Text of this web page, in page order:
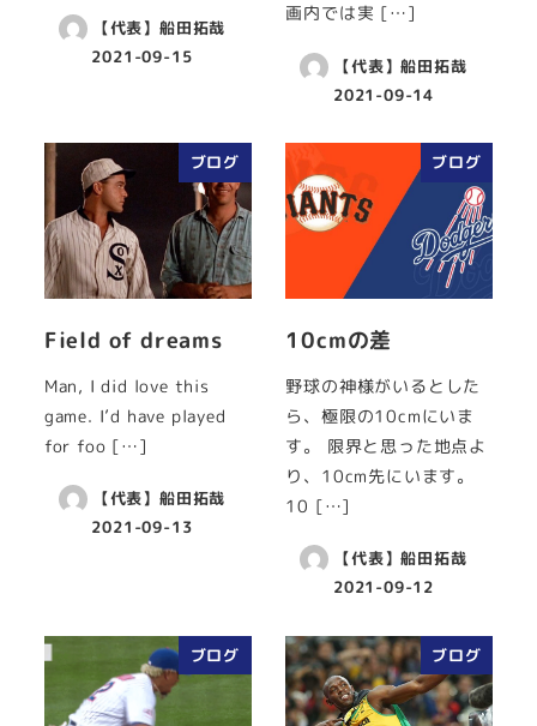
【代表】船田拓哉
2021-09-15
画内では実 […]
【代表】船田拓哉
2021-09-14
ブログ
Field of dreams
Man, I did love this
game. I’d have played
for foo […]
【代表】船田拓哉
2021-09-13
ブログ
10cmの差
野球の神様がいるとした
ら、極限の10cmにいま
す。 限界と思った地点よ
り、10cm先にいます。
10 […]
【代表】船田拓哉
2021-09-12
ブログ ブログ